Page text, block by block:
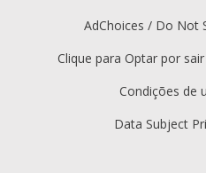
AdChoices / Do Not
Clique para Optar por
Condições de
Data Subject